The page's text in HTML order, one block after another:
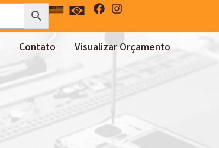
Contato Visualizar Orçamento